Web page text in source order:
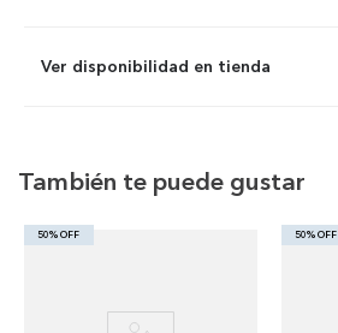
Ver disponibilidad en tienda
También te puede gustar
50% OFF 50% OFF